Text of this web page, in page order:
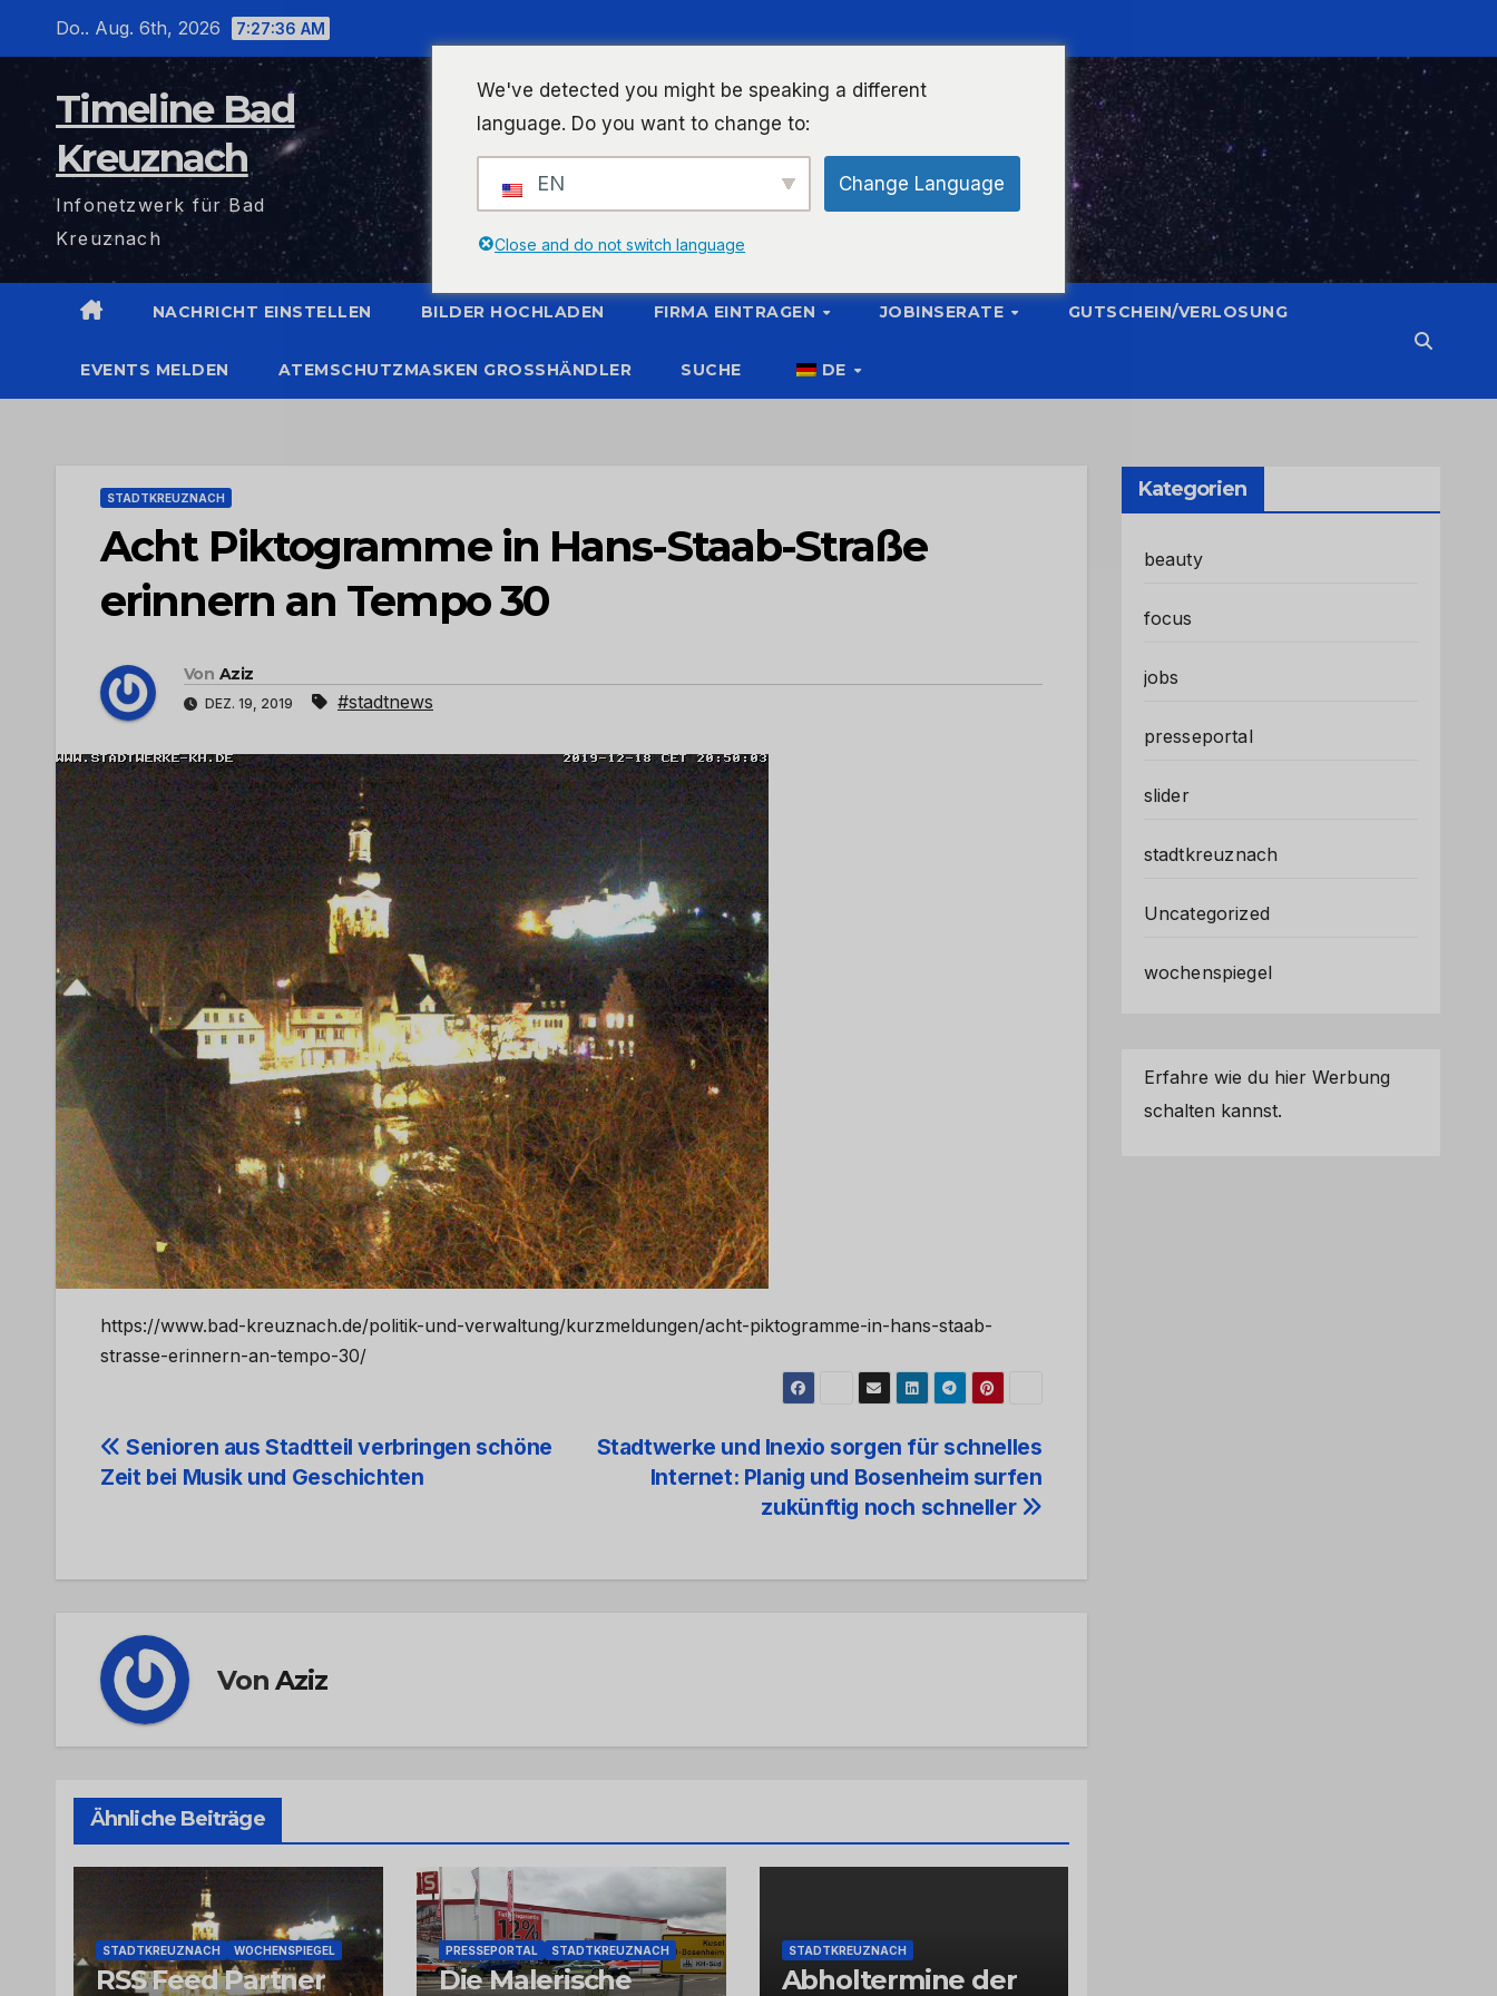
Do.. Aug. 6th, 2026 7:27:37 AM
Timeline Bad
Kreuznach
Infonetzwerk für Bad
Kreuznach
NACHRICHT EINSTELLEN BILDER HOCHLADEN FIRMA EINTRAGEN JOBINSERATE GUTSCHEIN/VERLOSUNG
EVENTS MELDEN ATEMSCHUTZMASKEN GROSSHÄNDLER SUCHE DE
STADTKREUZNACH
Acht Piktogramme in Hans-Staab-Straße
erinnern an Tempo 30
Von Aziz
DEZ. 19, 2019 #stadtnews
https://www.bad-kreuznach.de/politik-und-verwaltung/kurzmeldungen/acht-piktogramme-in-hans-staab-
strasse-erinnern-an-tempo-30/
Beitrags-
Stadtwerke und Inexio sorgen für schnelles
Internet: Planig und Bosenheim surfen
zukünftig noch schneller
Senioren aus Stadtteil verbringen schöne
Zeit bei Musik und Geschichten
VonAziz
Ähnliche Beiträge
STADTKREUZNACH WOCHENSPIEGEL
RSS Feed Partner
PRESSEPORTAL STADTKREUZNACH
Die Malerische
STADTKREUZNACH
Abholtermine der
Kategorien
beauty
focus
jobs
presseportal
slider
stadtkreuznach
Uncategorized
wochenspiegel
Erfahre wie du hier Werbung
schalten kannst.
We've detected you might be speaking a different
language. Do you want to change to:
EN Change Language
Close and do not switch language